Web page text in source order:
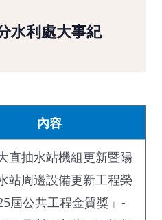
水利處大事紀
內容
直抽水站機組更新暨陽
站周邊設備更新工程榮
屆公共工程金質獎」-